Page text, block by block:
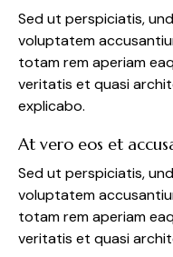
Sed ut perspiciatis,
voluptatem
totam rem aperiam
veritatis et quasi
explicabo.
At vero eos et
Sed ut perspiciatis,
voluptatem
totam rem aperiam
veritatis et quasi